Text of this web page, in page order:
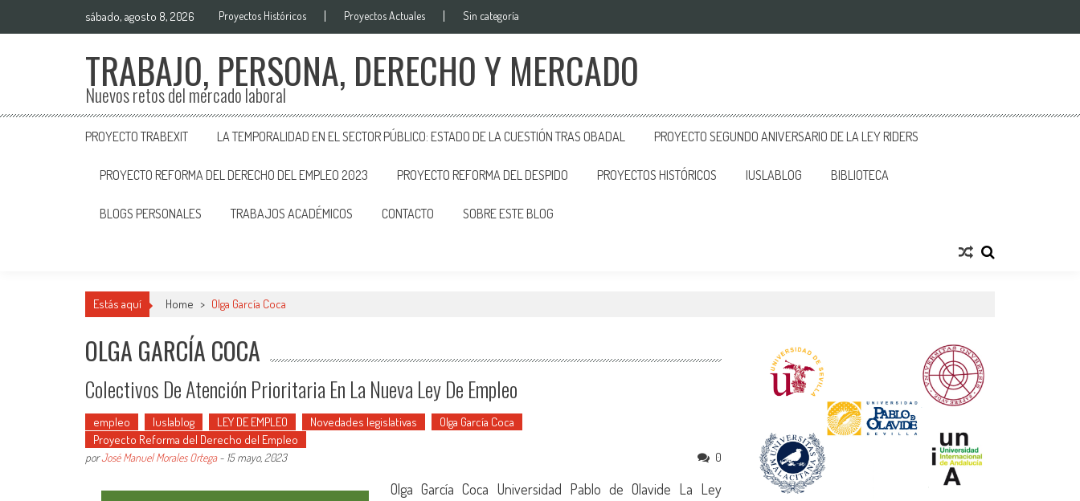
sábado, agosto 8, 2026 Proyectos Históricos Proyectos Actuales Sin categoría
TRABAJO, PERSONA, DERECHO Y MERCADO
Nuevos retos del mercado laboral
PROYECTO TRABEXIT LA TEMPORALIDAD EN EL SECTOR PÚBLICO: ESTADO DE LA CUESTIÓN TRAS OBADAL PROYECTO SEGUNDO ANIVERSARIO DE LA LEY RIDERS
PROYECTO REFORMA DEL DERECHO DEL EMPLEO 2023 PROYECTO REFORMA DEL DESPIDO PROYECTOS HISTÓRICOS IUSLABLOG BIBLIOTECA
BLOGS PERSONALES TRABAJOS ACADÉMICOS CONTACTO SOBRE ESTE BLOG
Estás aquí Home > Olga García Coca
OLGA GARCÍA COCA
Colectivos De Atención Prioritaria En La Nueva Ley De Empleo
empleo Iuslablog LEY DE EMPLEO Novedades legislativas
Olga García Coca
Proyecto Reforma del Derecho del Empleo
porJosé Manuel Morales Ortega- 15 mayo, 2023 0
Olga García Coca Universidad Pablo de Olavide La Ley